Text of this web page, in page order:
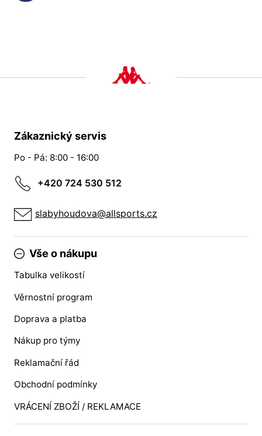
Zákaznický servis
Po - Pá: 8:00 - 16:00
+420 724 530 512
slabyhoudova@allsports.cz
Vše o nákupu
Tabulka velikostí
Věrnostní program
Doprava a platba
Nákup pro týmy
Reklamační řád
Obchodní podmínky
VRÁCENÍ ZBOŽÍ / REKLAMACE